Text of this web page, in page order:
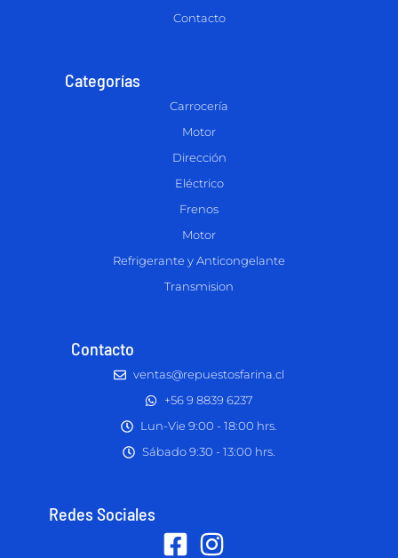
Contacto
Categorías
Carrocería
Motor
Dirección
Eléctrico
Frenos
Motor
Refrigerante y Anticongelante
Transmision
Contacto
ventas@repuestosfarina.cl
+56 9 8839 6237
Lun-Vie 9:00 - 18:00 hrs.
Sábado 9:30 - 13:00 hrs.
Redes Sociales